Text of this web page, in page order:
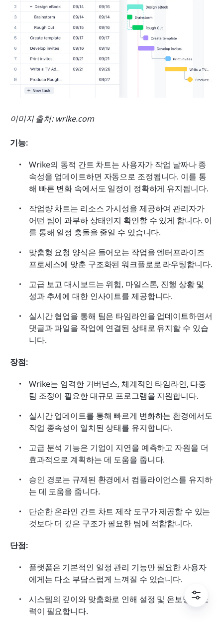
이미지 출처: wrike.com
기능:
Wrike의 동적 간트 차트는 사용자가 작업 날짜나 종
속성을 업데이트하면 자동으로 조정됩니다. 이를 통
해 빠른 변화 속에서도 일정이 정확하게 유지됩니다.
작업량 차트는 리소스 가시성을 제공하여 관리자가
어떤 팀이 과부하 상태인지 확인할 수 있게 합니다. 이
를 통해 일정 충돌을 줄일 수 있습니다.
맞춤형 요청 양식은 들어오는 작업을 엔터프라이즈
프로세스에 맞춘 구조화된 워크플로로 라우팅합니다.
고급 보고 대시보드는 위험, 마일스톤, 진행 상황 및
성과 추세에 대한 인사이트를 제공합니다.
실시간 협업을 통해 팀은 타임라인을 업데이트하면서
댓글과 파일을 작업에 연결된 상태로 유지할 수 있습
니다.
장점:
Wrike는 엄격한 거버넌스, 체계적인 타임라인, 다중
팀 조정이 필요한 대규모 프로그램을 지원합니다.
실시간 업데이트를 통해 빠르게 변화하는 환경에서도
작업 종속성이 일치된 상태를 유지합니다.
고급 분석 기능은 기업이 지연을 예측하고 자원을 더
효과적으로 계획하는 데 도움을 줍니다.
승인 경로는 규제된 환경에서 컴플라이언스를 유지하
는 데 도움을 줍니다.
단순한 온라인 간트 차트 제작 도구가 제공할 수 있는
것보다 더 깊은 구조가 필요한 팀에 적합합니다.
단점:
플랫폼은 기본적인 일정 관리 기능만 필요한 사용자
에게는 다소 부담스럽게 느껴질 수 있습니다.
시스템의 깊이와 맞춤화로 인해 설정 및 온보딩에 노
력이 필요합니다.